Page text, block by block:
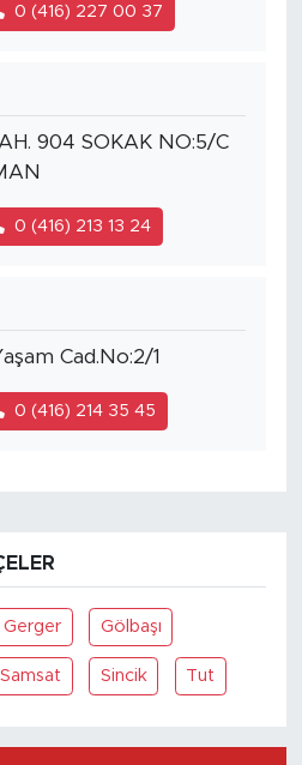
0 (416) 227 00 37
904 SOKAK NO:5/C
0 (416) 213 13 24
Cad.No:2/1
0 (416) 214 35 45
Gerger Gölbaşı
Samsat Sincik Tut